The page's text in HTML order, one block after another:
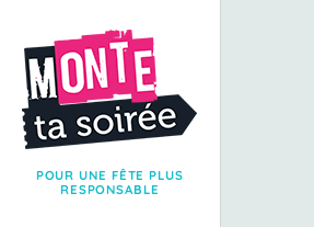
POUR UNE FÊTE PLUS
RESPONSABLE